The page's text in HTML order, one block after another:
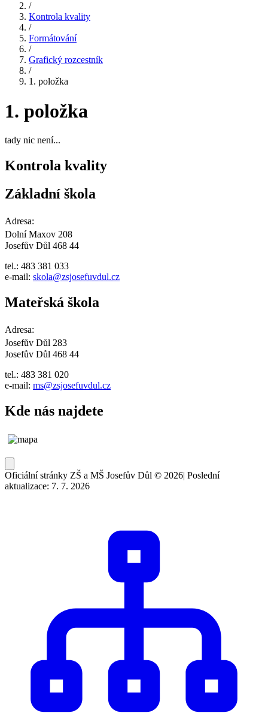
/
Kontrola kvality
/
Formátování
/
Grafický rozcestník
/
1. položka
1. položka
tady nic není...
Kontrola kvality
Základní škola
Adresa:
Dolní Maxov 208
Josefův Důl 468 44
tel.: 483 381 033
e-mail: skola@zsjosefuvdul.cz
Mateřská škola
Adresa:
Josefův Důl 283
Josefův Důl 468 44
tel.: 483 381 020
e-mail: ms@zsjosefuvdul.cz
Kde nás najdete
Oficiální stránky ZŠ a MŠ Josefův Důl © 2026| Poslední
aktualizace: 7. 7. 2026